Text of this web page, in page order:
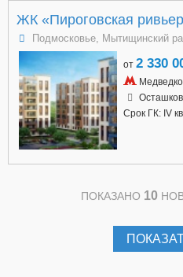
ЖК «Пироговская
Подмосковье, Мытищинский
от 2 330
Срок ГК: IV
ПОКАЗАНО 10